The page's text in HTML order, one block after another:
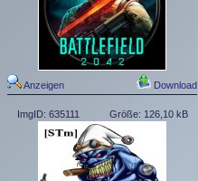
Anzeigen Download
ImgID: 635111 Größe: 126,10 kB